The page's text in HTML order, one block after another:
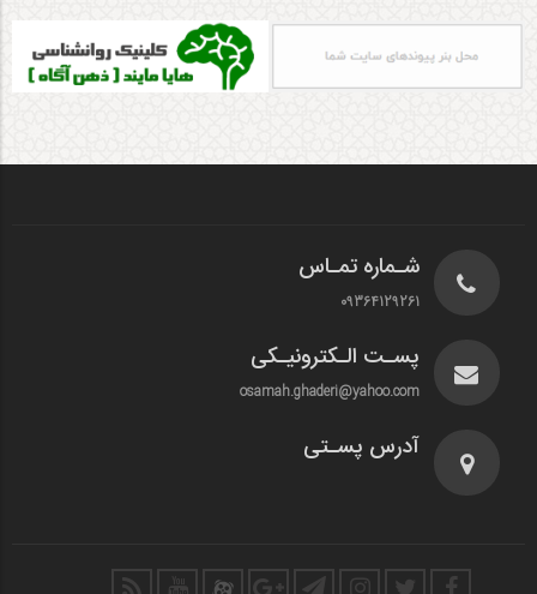
یروگاه جدید پالایشگاه تهران به کمک برق پایتخت آمد
شـماره تمـاس
09364129261
پسـت الـکترونیـکی
osamah.ghaderi@yahoo.com
آدرس پسـتی